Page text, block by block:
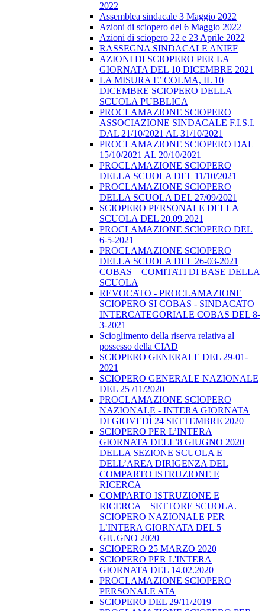
2022
Assemblea sindacale 3 Maggio 2022
Azioni di sciopero del 6 Maggio 2022
Azioni di sciopero 22 e 23 Aprile 2022
RASSEGNA SINDACALE ANIEF
AZIONI DI SCIOPERO PER LA
GIORNATA DEL 10 DICEMBRE 2021
LA MISURA E’ COLMA, IL 10
DICEMBRE SCIOPERO DELLA
SCUOLA PUBBLICA
PROCLAMAZIONE SCIOPERO
ASSOCIAZIONE SINDACALE F.I.S.I.
DAL 21/10/2021 AL 31/10/2021
PROCLAMAZIONE SCIOPERO DAL
15/10/2021 AL 20/10/2021
PROCLAMAZIONE SCIOPERO
DELLA SCUOLA DEL 11/10/2021
PROCLAMAZIONE SCIOPERO
DELLA SCUOLA DEL 27/09/2021
SCIOPERO PERSONALE DELLA
SCUOLA DEL 20.09.2021
PROCLAMAZIONE SCIOPERO DEL
6-5-2021
PROCLAMAZIONE SCIOPERO
DELLA SCUOLA DEL 26-03-2021
COBAS – COMITATI DI BASE DELLA
SCUOLA
REVOCATO - PROCLAMAZIONE
SCIOPERO SI COBAS - SINDACATO
INTERCATEGORIALE COBAS DEL 8-
3-2021
Scioglimento della riserva relativa al
possesso della CIAD
SCIOPERO GENERALE DEL 29-01-
2021
SCIOPERO GENERALE NAZIONALE
DEL 25 /11/2020
PROCLAMAZIONE SCIOPERO
NAZIONALE - INTERA GIORNATA
DI GIOVEDÌ 24 SETTEMBRE 2020
SCIOPERO PER L’INTERA
GIORNATA DELL’8 GIUGNO 2020
DELLA SEZIONE SCUOLA E
DELL’AREA DIRIGENZA DEL
COMPARTO ISTRUZIONE E
RICERCA
COMPARTO ISTRUZIONE E
RICERCA – SETTORE SCUOLA.
SCIOPERO NAZIONALE PER
L’INTERA GIORNATA DEL 5
GIUGNO 2020
SCIOPERO 25 MARZO 2020
SCIOPERO PER L'INTERA
GIORNATA DEL 14.02.2020
PROCLAMAZIONE SCIOPERO
PERSONALE ATA
SCIOPERO DEL 29/11/2019